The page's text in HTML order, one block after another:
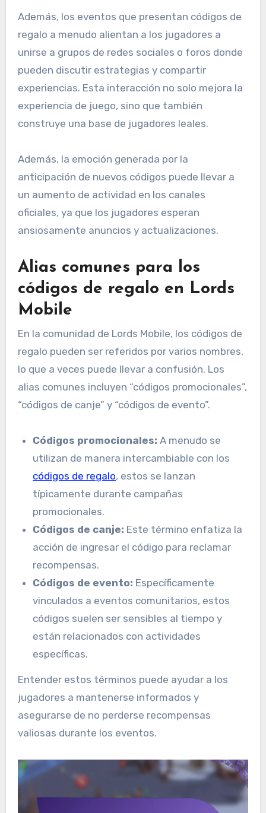
Además, los eventos que presentan códigos de
regalo a menudo alientan a los jugadores a
unirse a grupos de redes sociales o foros donde
pueden discutir estrategias y compartir
experiencias. Esta interacción no solo mejora la
experiencia de juego, sino que también
construye una base de jugadores leales.
Además, la emoción generada por la
anticipación de nuevos códigos puede llevar a
un aumento de actividad en los canales
oficiales, ya que los jugadores esperan
ansiosamente anuncios y actualizaciones.
Alias comunes para los
códigos de regalo en Lords
Mobile
En la comunidad de Lords Mobile, los códigos de
regalo pueden ser referidos por varios nombres,
lo que a veces puede llevar a confusión. Los
alias comunes incluyen “códigos promocionales”,
“códigos de canje” y “códigos de evento”.
Códigos promocionales: A menudo se
utilizan de manera intercambiable con los
códigos de regalo, estos se lanzan
típicamente durante campañas
promocionales.
Códigos de canje: Este término enfatiza la
acción de ingresar el código para reclamar
recompensas.
Códigos de evento: Específicamente
vinculados a eventos comunitarios, estos
códigos suelen ser sensibles al tiempo y
están relacionados con actividades
específicas.
Entender estos términos puede ayudar a los
jugadores a mantenerse informados y
asegurarse de no perderse recompensas
valiosas durante los eventos.